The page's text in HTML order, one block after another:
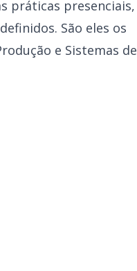
práticas presenciais,
São eles os
e Sistemas de